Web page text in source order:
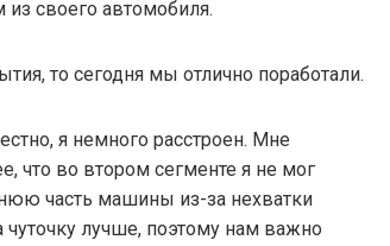
своего автомобиля.
то сегодня мы отлично поработали.
я немного расстроен. Мне
что во втором сегменте я не мог
часть машины из-за нехватки
чуточку лучше, поэтому нам важно